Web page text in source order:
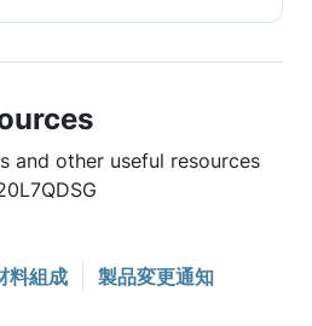
and other useful resources
料組成 製品変更通知